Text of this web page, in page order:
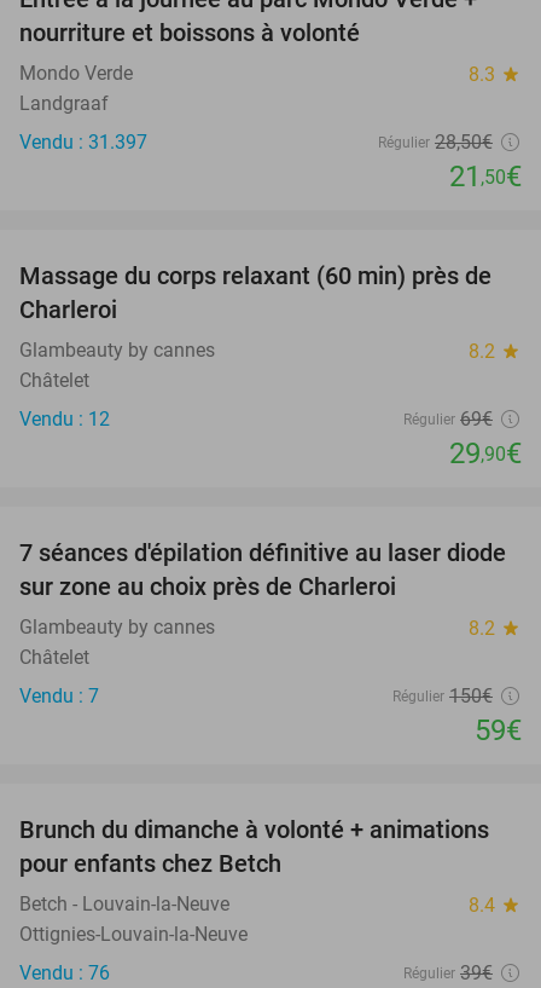
nourriture et boissons à volonté
Mondo Verde 8.3 star
Landgraaf
Vendu : 31.397
Régulier 28,50€
21 ,50€
57%
Massage du corps relaxant (60 min) près de
Charleroi
Glambeauty by cannes 8.2 star
Châtelet
Vendu : 12
Régulier 69€
29,90€
61%
7 séances d'épilation définitive au laser diode
sur zone au choix près de Charleroi
Glambeauty by cannes 8.2 star
Châtelet
Vendu : 7
Régulier 150€
59€
23%
Brunch du dimanche à volonté + animations
pour enfants chez Betch
Betch - Louvain-la-Neuve 8.4 star
Ottignies-Louvain-la-Neuve
Vendu : 76
Régulier 39€